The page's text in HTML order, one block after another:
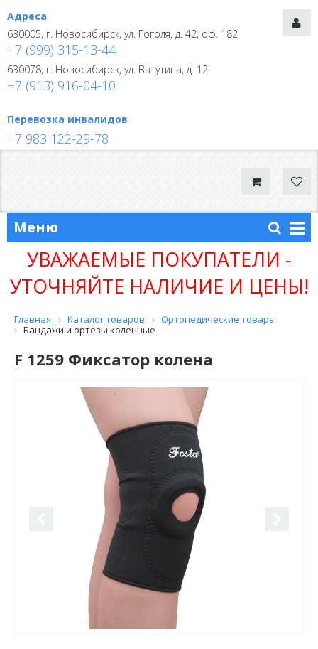
Адреса
630005, г. Новосибирск, ул. Гоголя, д. 42, оф. 182
+7 (999) 315-13-44
630078, г. Новосибирск, ул. Ватутина, д. 12
+7 (913) 916-04-10
Перевозка инвалидов
+7 983 122-29-78
Меню
УВАЖАЕМЫЕ ПОКУПАТЕЛИ -
УТОЧНЯЙТЕ НАЛИЧИЕ И ЦЕНЫ!
Главная Каталог товаров
Ортопедические товары
Бандажи и ортезы коленные
F 1259 Фиксатор колена